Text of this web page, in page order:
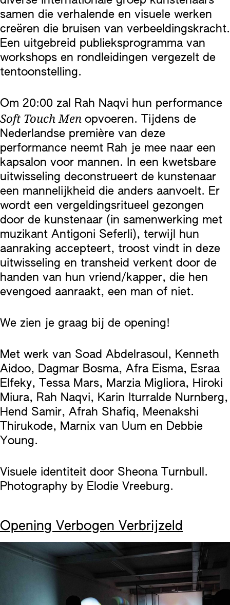
samen die verhalende en visuele werken
creëren die bruisen van verbeeldingskracht.
Een uitgebreid publieksprogramma van
workshops en rondleidingen vergezelt de
tentoonstelling.
Om 20:00 zal Rah Naqvi hun performance
Soft Touch Men opvoeren. Tijdens de
Nederlandse première van deze
performance neemt Rah je mee naar een
kapsalon voor mannen. In een kwetsbare
uitwisseling deconstrueert de kunstenaar
een mannelijkheid die anders aanvoelt. Er
wordt een vergeldingsritueel gezongen
door de kunstenaar (in samenwerking met
muzikant Antigoni Seferli), terwijl hun
aanraking accepteert, troost vindt in deze
uitwisseling en transheid verkent door de
handen van hun vriend/kapper, die hen
evengoed aanraakt, een man of niet.
We zien je graag bij de opening!
Met werk van Soad Abdelrasoul, Kenneth
Aidoo, Dagmar Bosma, Afra Eisma, Esraa
Elfeky, Tessa Mars, Marzia Migliora, Hiroki
Miura, Rah Naqvi, Karin Iturralde Nurnberg,
Hend Samir, Afrah Shafiq, Meenakshi
Thirukode, Marnix van Uum en Debbie
Young.
Visuele identiteit door Sheona Turnbull.
Photography by Elodie Vreeburg.
Opening Verbogen Verbrijzeld